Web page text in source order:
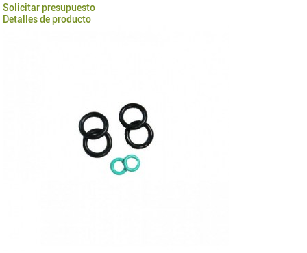
Solicitar presupuesto
Detalles de producto